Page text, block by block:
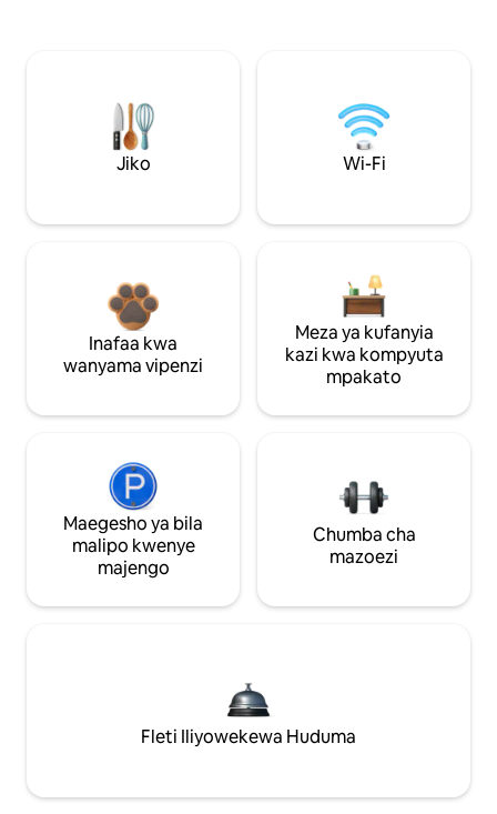
Jiko Wi-Fi
Inafaa kwa
wanyama vipenzi
Meza ya kufanyia
kazi kwa kompyuta
mpakato
Maegesho ya bila
malipo kwenye
majengo
Chumba cha
mazoezi
Fleti Iliyowekewa Huduma